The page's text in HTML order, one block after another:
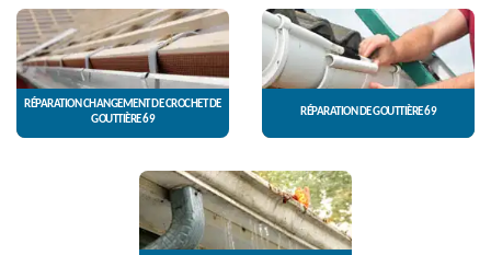
RÉPARATION CHANGEMENT DE CROCHET DE
GOUTTIÈRE 69
RÉPARATION DE GOUTTIÈRE 69